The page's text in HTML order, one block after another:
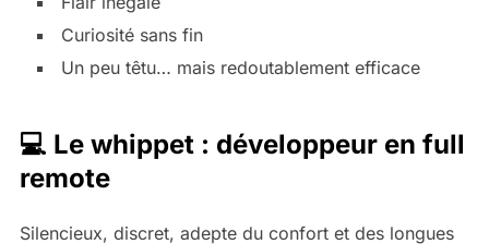
Curiosité sans fin
Un peu têtu… mais redoutablement efficace
💻 Le whippet : développeur en full
remote
Silencieux, discret, adepte du confort et des longues